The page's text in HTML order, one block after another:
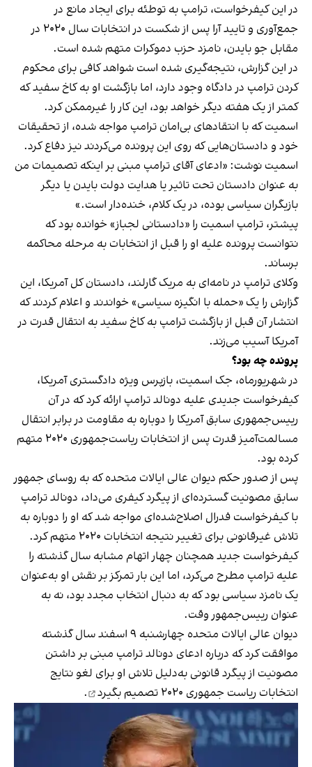
در این کیفرخواست، ترامپ به توطئه برای ایجاد مانع در
جمع‌آوری و تایید آرا پس از شکست در انتخابات سال ۲۰۲۰ در
مقابل جو بایدن، نامزد حزب دموکرات متهم شده است.
در این گزارش، نتیجه‌گیری شده است شواهد کافی برای محکوم
کردن ترامپ در دادگاه وجود دارد، اما بازگشت او به کاخ سفید که
کمتر از یک هفته دیگر خواهد بود، این کار را غیرممکن کرد.
اسمیت که با انتقادهای بی‌امان ترامپ مواجه شده، از تحقیقات
خود و دادستان‌هایی که روی این پرونده می‌کردند نیز دفاع کرد.
اسمیت نوشت: «ادعای آقای ترامپ مبنی بر اینکه تصمیمات من
به عنوان دادستان تحت تاثیر یا هدایت دولت بایدن یا دیگر
بازیگران سیاسی بوده، در یک کلام، خنده‌دار است.»
پیشتر، ترامپ اسمیت را «دادستانی لجباز» خوانده بود که
نتوانست پرونده علیه او را قبل از انتخابات به مرحله محاکمه
برساند.
وکلای ترامپ در نامه‌ای به مریک گارلند، دادستان کل آمریکا، این
گزارش را یک «حمله با انگیزه سیاسی» خواندند و اعلام کردند که
انتشار آن قبل از بازگشت ترامپ به کاخ سفید به انتقال قدرت در
آمریکا آسیب می‌زند.
پرونده چه بود؟
در شهریورماه، جک اسمیت، بازپرس ویژه دادگستری آمریکا،
کیفرخواست جدیدی علیه دونالد ترامپ ارائه کرد که در آن
رییس‌جمهوری سابق آمریکا را دوباره به مقاومت در برابر انتقال
مسالمت‌آمیز قدرت پس از انتخابات ریاست‌جمهوری ۲۰۲۰ متهم
کرده بود.
پس از صدور حکم دیوان عالی ایالات متحده که به روسای جمهور
سابق مصونیت گسترده‌ای از پیگرد کیفری می‌داد، دونالد ترامپ
با کیفرخواست فدرال اصلاح‌شده‌ای مواجه شد که او را دوباره به
تلاش غیرقانونی برای تغییر نتیجه انتخابات ۲۰۲۰ متهم کرد.
کیفرخواست جدید همچنان چهار اتهام مشابه سال گذشته را
علیه ترامپ مطرح می‌کرد، اما این بار تمرکز بر نقش او به‌عنوان
یک نامزد سیاسی بود که به دنبال انتخاب مجدد بود، نه به‌
عنوان رییس‌جمهور وقت.
دیوان عالی ایالات متحده چهارشنبه ۹ اسفند سال گذشته
موافقت کرد که درباره ادعای دونالد ترامپ مبنی بر داشتن
مصونیت از پیگرد قانونی به‌دلیل تلاش او برای لغو نتایج
انتخابات ریاست جمهوری ۲۰۲۰
تصمیم بگیرد .